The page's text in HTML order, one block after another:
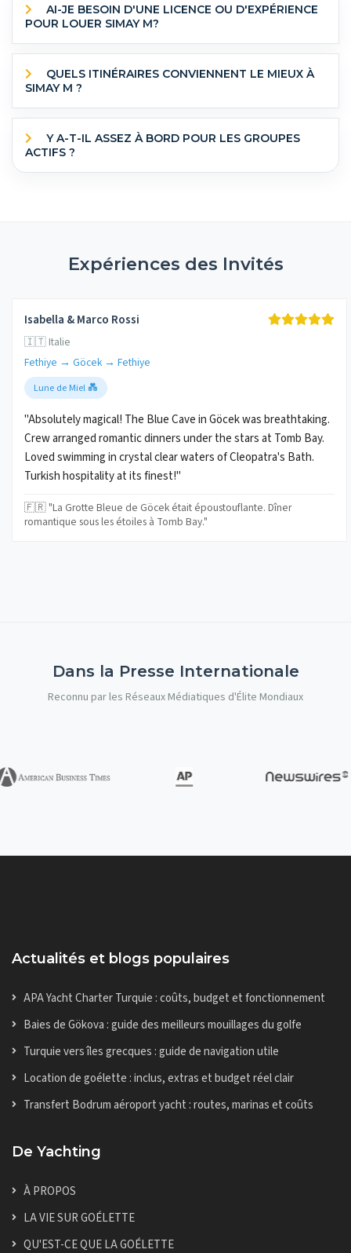
POUR LOUER SIMAY M?
SIMAY M ?
ACTIFS ?
Expériences des Invités
Isabella & Marco Rossi
🇮🇹 Italie
Fethiye → Göcek → Fethiye
Lune de Miel 💑
"Absolutely magical! The Blue Cave in Göcek was breathtaking.
Crew arranged romantic dinners under the stars at Tomb Bay.
Loved swimming in crystal clear waters of Cleopatra's Bath.
Turkish hospitality at its finest!"
🇫🇷 "La Grotte Bleue de Göcek était époustouflante. Dîner
romantique sous les étoiles à Tomb Bay."
Dans la Presse Internationale
Reconnu par les Réseaux Médiatiques d'Élite Mondiaux
Actualités et blogs populaires
APA Yacht Charter Turquie : coûts, budget et fonctionnement
Baies de Gökova : guide des meilleurs mouillages du golfe
Turquie vers îles grecques : guide de navigation utile
Location de goélette : inclus, extras et budget réel clair
Transfert Bodrum aéroport yacht : routes, marinas et coûts
De Yachting
À PROPOS
LA VIE SUR GOÉLETTE
QU'EST-CE QUE LA GOÉLETTE